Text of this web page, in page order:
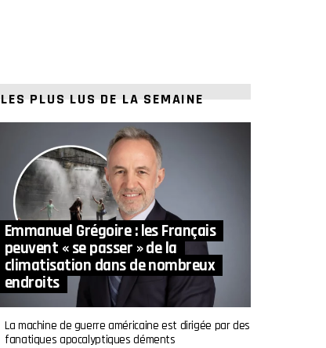
LES PLUS LUS DE LA SEMAINE
Emmanuel Grégoire : les Français
peuvent « se passer » de la
climatisation dans de nombreux
endroits
La machine de guerre américaine est dirigée par des
fanatiques apocalyptiques déments